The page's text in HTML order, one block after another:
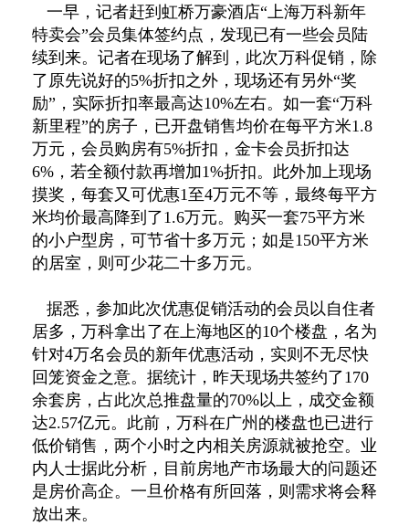
一早，记者赶到虹桥万豪酒店“上海万科新年
特卖会”会员集体签约点，发现已有一些会员陆
续到来。记者在现场了解到，此次万科促销，除
了原先说好的5%折扣之外，现场还有另外“奖
励”，实际折扣率最高达10%左右。如一套“万科
新里程”的房子，已开盘销售均价在每平方米1.8
万元，会员购房有5%折扣，金卡会员折扣达
6%，若全额付款再增加1%折扣。此外加上现场
摸奖，每套又可优惠1至4万元不等，最终每平方
米均价最高降到了1.6万元。购买一套75平方米
的小户型房，可节省十多万元；如是150平方米
的居室，则可少花二十多万元。
据悉，参加此次优惠促销活动的会员以自住者
居多，万科拿出了在上海地区的10个楼盘，名为
针对4万名会员的新年优惠活动，实则不无尽快
回笼资金之意。据统计，昨天现场共签约了170
余套房，占此次总推盘量的70%以上，成交金额
达2.57亿元。此前，万科在广州的楼盘也已进行
低价销售，两个小时之内相关房源就被抢空。业
内人士据此分析，目前房地产市场最大的问题还
是房价高企。一旦价格有所回落，则需求将会释
放出来。